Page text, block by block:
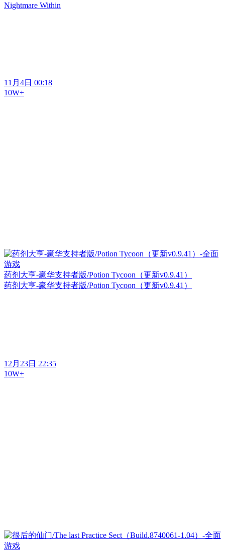
Nightmare Within
11月4日 00:18
10W+
药剂大亨-豪华支持者版/Potion Tycoon（更新v0.9.41）
药剂大亨-豪华支持者版/Potion Tycoon（更新v0.9.41）
12月23日 22:35
10W+